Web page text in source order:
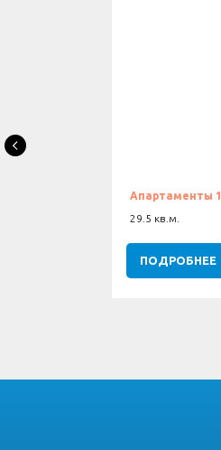
Апартаменты 1
29.5 кв.м.
ПОДРОБНЕЕ